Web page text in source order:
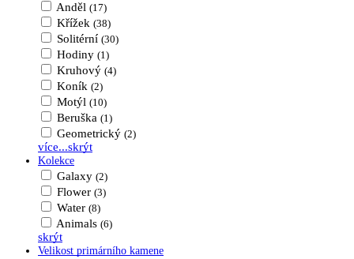
Anděl (17)
Křížek (38)
Solitérní (30)
Hodiny (1)
Kruhový (4)
Koník (2)
Motýl (10)
Beruška (1)
Geometrický (2)
více...skrýt
Kolekce
Galaxy (2)
Flower (3)
Water (8)
Animals (6)
skrýt
Velikost primárního kamene